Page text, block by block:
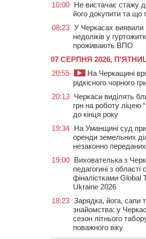
10:00 Не вистачає стажу
його докупити та що
08:23 У Черкасах виявили
недоліків у
проживають ВПО
07 СЕРПНЯ 2026,
20:55
На Черкащині
рідкісного чорного
20:13 Черкаси виділять
грн на роботу ліцею
до кінця року
19:34 На Уманщині суд
оренди земельних
незаконно
19:00 Вихователька з
педагогині з області
фіналістками Global
Ukraine 2026
18:23 Зарядка, йога, сапи
знайомства: у
сезон літнього
поважного віку